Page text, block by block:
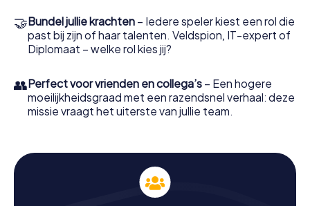
🤝Bundel jullie krachten – Iedere speler kiest een rol die
past bij zijn of haar talenten. Veldspion, IT-expert of
Diplomaat – welke rol kies jij?
👥Perfect voor vrienden en collega’s – Een hogere
moeilijkheidsgraad met een razendsnel verhaal: deze
missie vraagt het uiterste van jullie team.